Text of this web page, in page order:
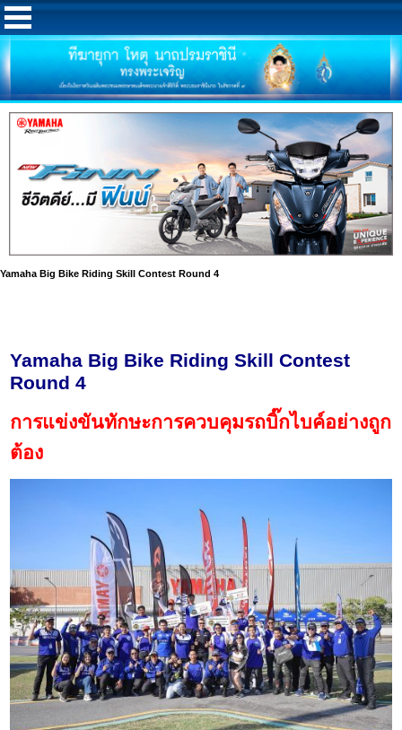
Yamaha Big Bike Riding Skill Contest Round 4
Yamaha Big Bike Riding Skill Contest
Round 4
การแข่งขันทักษะการควบคุมรถบิ๊กไบค์อย่างถูก
ต้อง